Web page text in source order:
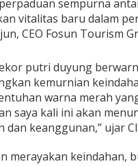
sempurna
vitalitas baru dalam
CEO Fosun Tourism
putri duyung
kemurnian
warna merah
saya kali ini akan
dan keanggunan,” ujar
merayakan keindahan,